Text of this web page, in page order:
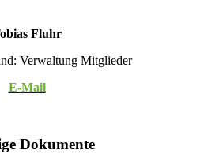
Fluhr
Verwaltung Mitglieder
E-Mail
Dokumente